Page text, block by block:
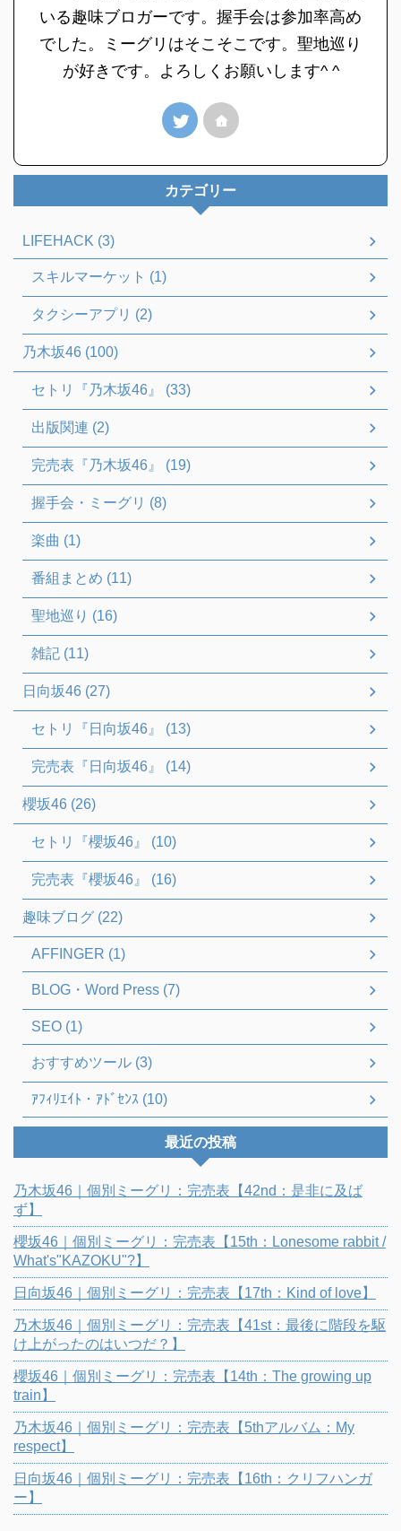
いる趣味ブロガーです。握手会は参加率高め
でした。ミーグリはそこそこです。聖地巡り
が好きです。よろしくお願いします^ ^
カテゴリー
LIFEHACK (3)
スキルマーケット (1)
タクシーアプリ (2)
乃木坂46 (100)
セトリ『乃木坂46』 (33)
出版関連 (2)
完売表『乃木坂46』 (19)
握手会・ミーグリ (8)
楽曲 (1)
番組まとめ (11)
聖地巡り (16)
雑記 (11)
日向坂46 (27)
セトリ『日向坂46』 (13)
完売表『日向坂46』 (14)
櫻坂46 (26)
セトリ『櫻坂46』 (10)
完売表『櫻坂46』 (16)
趣味ブログ (22)
AFFINGER (1)
BLOG・Word Press (7)
SEO (1)
おすすめツール (3)
ｱﾌｨﾘｴｲﾄ・ｱﾄﾞｾﾝｽ (10)
最近の投稿
乃木坂46｜個別ミーグリ：完売表【42nd：是非に及ば
ず】
櫻坂46｜個別ミーグリ：完売表【15th：Lonesome rabbit /
What's"KAZOKU"?】
日向坂46｜個別ミーグリ：完売表【17th：Kind of love】
乃木坂46｜個別ミーグリ：完売表【41st：最後に階段を駆
け上がったのはいつだ？】
櫻坂46｜個別ミーグリ：完売表【14th：The growing up
train】
乃木坂46｜個別ミーグリ：完売表【5thアルバム：My
respect】
日向坂46｜個別ミーグリ：完売表【16th：クリフハンガ
ー】